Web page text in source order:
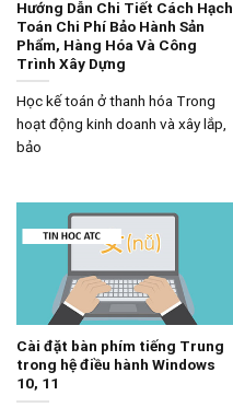
Hướng Dẫn Chi Tiết Cách Hạch
Toán Chi Phí Bảo Hành Sản
Phẩm, Hàng Hóa Và Công
Trình Xây Dựng
Học kế toán ở thanh hóa Trong
hoạt động kinh doanh và xây lắp,
bảo
Cài đặt bàn phím tiếng Trung
trong hệ điều hành Windows
10, 11